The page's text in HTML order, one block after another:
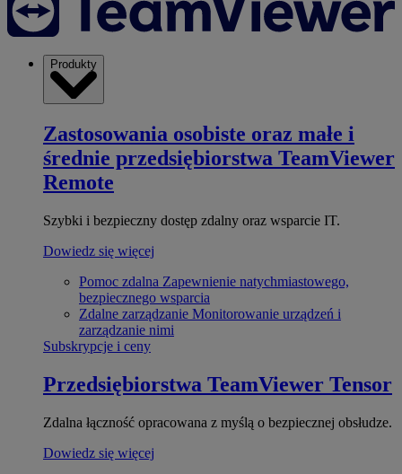
Produkty
Zastosowania osobiste oraz małe i
średnie przedsiębiorstwa TeamViewer
Remote
Szybki i bezpieczny dostęp zdalny oraz wsparcie IT.
Dowiedz się więcej
Pomoc zdalna Zapewnienie natychmiastowego,
bezpiecznego wsparcia
Zdalne zarządzanie Monitorowanie urządzeń i
zarządzanie nimi
Subskrypcje i ceny
Przedsiębiorstwa TeamViewer Tensor
Zdalna łączność opracowana z myślą o bezpiecznej obsłudze.
Dowiedz się więcej